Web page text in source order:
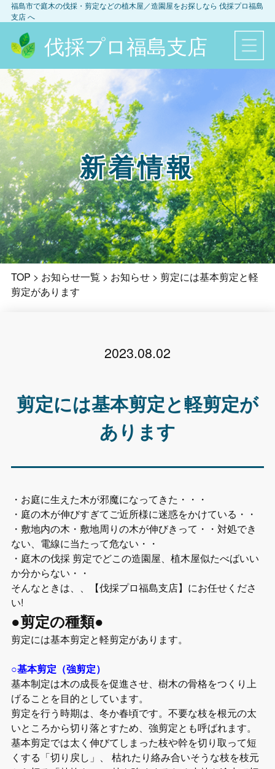
福島市で庭木の伐採・剪定などの植木屋／造園屋をお探しなら 伐採プロ福島
支店へ
伐採プロ福島支店
新着情報
TOP > お知らせ一覧 > お知らせ> 剪定には基本剪定と軽
剪定があります
2023.08.02
剪定には基本剪定と軽剪定が
あります
・お庭に生えた木が邪魔になってきた・・・
・庭の木が伸びすぎてご近所様に迷惑をかけている・・
・敷地内の木・敷地周りの木が伸びきって・・対処でき
ない、電線に当たって危ない・・
・庭木の伐採 剪定でどこの造園屋、植木屋似たべばいい
か分からない・・
そんなときは、、【伐採プロ福島支店】にお任せくださ
い!
●剪定の種類●
剪定には基本剪定と軽剪定があります。
○基本剪定（強剪定）
基本制定は木の成長を促進させ、樹木の骨格をつくり上
げることを目的としています。
剪定を行う時期は、冬か春頃です。不要な枝を根元の太
いところから切り落とすため、強剪定とも呼ばれます。
基本剪定では太く伸びてしまった枝や幹を切り取って短
くする「切り戻し」、 枯れたり絡み合いそうな枝を枝元